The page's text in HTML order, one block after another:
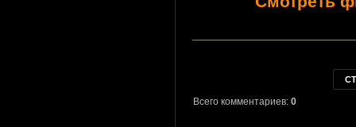
Всего комментариев: 0